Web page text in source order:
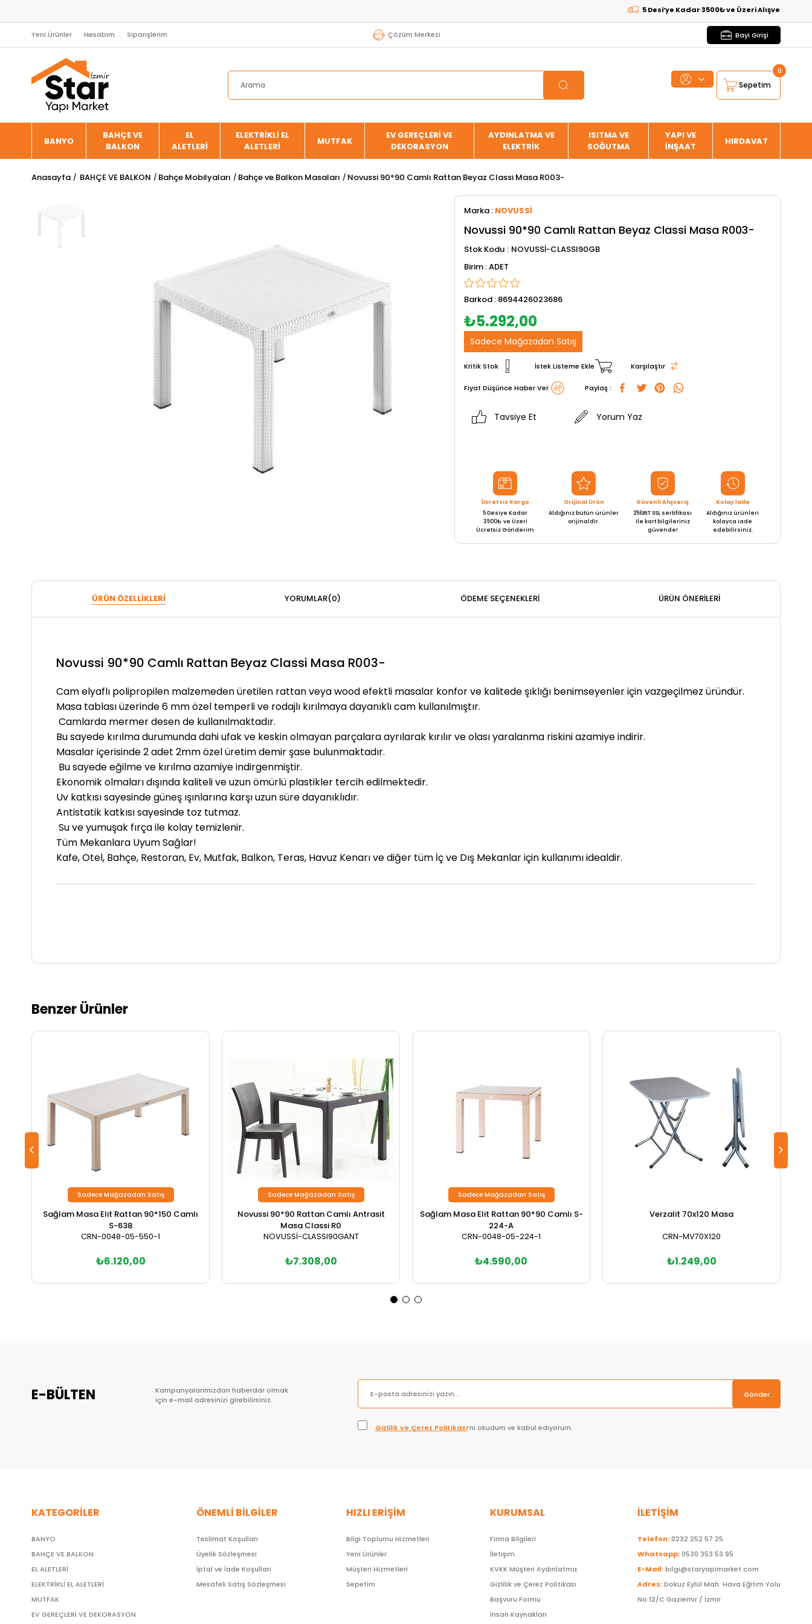
5 Desi’ye Kadar 3500₺ ve Üzeri Alışverişlerde
Yeni Ürünler Hesabım Siparişlerim Çözüm Merkezi Bayi Girişi
Sepetim
0
BANYO
BAHÇE VE
BALKON
EL
ALETLERİ
ELEKTRİKLİ EL
ALETLERİ
MUTFAK
EV GEREÇLERİ VE
DEKORASYON
AYDINLATMA VE
ELEKTRİK
ISITMA VE
SOĞUTMA
YAPI VE
İNŞAAT
HIRDAVAT
Anasayfa BAHÇE VE BALKON Bahçe Mobilyaları Bahçe ve Balkon Masaları Novussi 90*90 Camlı Rattan Beyaz Classi Masa R003-
Marka : NOVUSSİ
Novussi 90*90 Camlı Rattan Beyaz Classi Masa R003-
Stok Kodu
NOVUSSİ-CLASSI90GB
ADET
Barkod : 8694426023686
₺5.292,00
Sadece Mağazadan Satış
Kritik Stok İstek Listeme Ekle Karşılaştır
Fiyat Düşünce Haber Ver Paylaş :
Tavsiye Et Yorum Yaz
Ücretsiz Kargo
5 Desiye Kadar
3500₺ ve Üzeri
Ücretsiz Gönderim
Orijinal Ürün
Aldığınız bütün ürünler
orijinaldir.
Güvenli Alışveriş
256BIT SSL sertifikası
ile kart bilgileriniz
güvende!
Kolay İade
Aldığınız ürünleri
kolayca iade
edebilirsiniz.
ÜRÜN ÖZELLIKLERI YORUMLAR(0) ÖDEME SEÇENEKLERI ÜRÜN ÖNERILERI
Novussi 90*90 Camlı Rattan Beyaz Classi Masa R003-
Cam elyaflı polipropilen malzemeden üretilen rattan veya wood efektli masalar konfor ve kalitede şıklığı benimseyenler için vazgeçilmez üründür.
Masa tablası üzerinde 6 mm özel temperli ve rodajlı kırılmaya dayanıklı cam kullanılmıştır.
Camlarda mermer desen de kullanılmaktadır.
Bu sayede kırılma durumunda dahi ufak ve keskin olmayan parçalara ayrılarak kırılır ve olası yaralanma riskini azamiye indirir.
Masalar içerisinde 2 adet 2mm özel üretim demir şase bulunmaktadır.
Bu sayede eğilme ve kırılma azamiye indirgenmiştir.
Ekonomik olmaları dışında kaliteli ve uzun ömürlü plastikler tercih edilmektedir.
Uv katkısı sayesinde güneş ışınlarına karşı uzun süre dayanıklıdır.
Antistatik katkısı sayesinde toz tutmaz.
Su ve yumuşak fırça ile kolay temizlenir.
Tüm Mekanlara Uyum Sağlar!
Kafe, Otel, Bahçe, Restoran, Ev, Mutfak, Balkon, Teras, Havuz Kenarı ve diğer tüm İç ve Dış Mekanlar için kullanımı idealdir.
Benzer Ürünler
Sağlam Masa Elit Rattan 90*150 Camlı
S-638
CRN-0048-05-550-1
₺6.120,00
Sadece Mağazadan Satış
Novussi 90*90 Rattan Camlı Antrasit
Masa Classi R0
NOVUSSİ-CLASSI90GANT
₺7.308,00
Sadece Mağazadan Satış
Sağlam Masa Elit Rattan 90*90 Camlı S-
224-A
CRN-0048-05-224-1
₺4.590,00
Sadece Mağazadan Satış
Verzalit 70x120 Masa
CRN-MV70X120
₺1.249,00
E-BÜLTEN
Kampanyalarımızdan haberdar olmak
için e-mail adresinizi girebilirsiniz.
Gönder
Gizlilik ve Çerez Politikası’nı okudum ve kabul ediyorum.
KATEGORİLER
BANYO
BAHÇE VE BALKON
EL ALETLERİ
ELEKTRİKLİ EL ALETLERİ
MUTFAK
EV GEREÇLERİ VE DEKORASYON
ÖNEMLİ BİLGİLER
Teslimat Koşulları
Üyelik Sözleşmesi
İptal ve İade Koşulları
Mesafeli Satış Sözleşmesi
HIZLI ERİŞİM
Bilgi Toplumu Hizmetleri
Yeni Ürünler
Müşteri Hizmetleri
Sepetim
KURUMSAL
Firma Bilgileri
İletişim
KVKK Müşteri Aydınlatma
Gizlilik ve Çerez Politikası
Başvuru Formu
İnsan Kaynakları
İLETİŞİM
Telefon:0232 252 57 25
Whatsapp:0530 353 53 95
E-Mail:bilgi@staryapimarket.com
Adres:Dokuz Eylül Mah. Hava Eğitim Yolu
No:12/C Gaziemir / İzmir